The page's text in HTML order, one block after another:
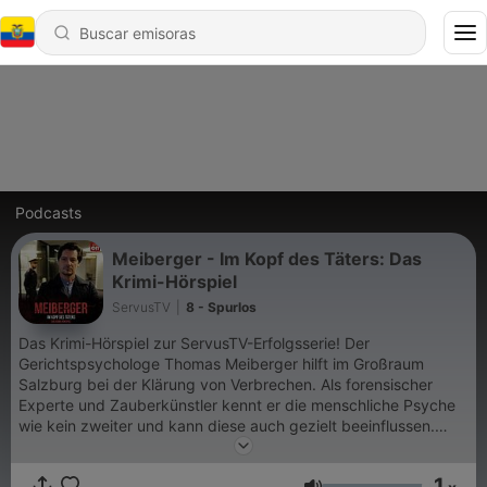
Podcasts
Meiberger - Im Kopf des Täters: Das
Krimi-Hörspiel
ServusTV 8 - Spurlos
Das Krimi-Hörspiel zur ServusTV-Erfolgsserie! Der
Gerichtspsychologe Thomas Meiberger hilft im Großraum
Salzburg bei der Klärung von Verbrechen. Als forensischer
Experte und Zauberkünstler kennt er die menschliche Psyche
wie kein zweiter und kann diese auch gezielt beeinflussen.
Durch das charmante und augenzwinkernde Auftreten der